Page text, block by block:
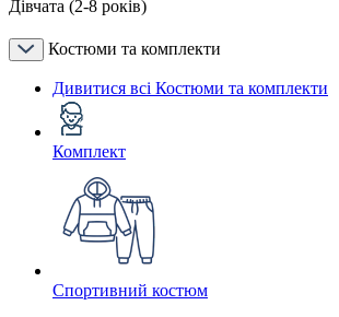
Дівчата (2-8 років)
Костюми та комплекти
Дивитися всі Костюми та комплекти
Комплект
Спортивний костюм